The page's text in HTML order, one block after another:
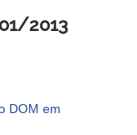
2013
DOM em